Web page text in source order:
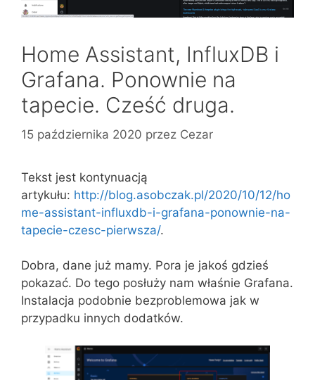
Home Assistant, InfluxDB i
Grafana. Ponownie na
tapecie. Cześć druga.
15 października 2020 przez Cezar
Tekst jest kontynuacją
artykułu: http://blog.asobczak.pl/2020/10/12/ho
me-assistant-influxdb-i-grafana-ponownie-na-
tapecie-czesc-pierwsza/.
Dobra, dane już mamy. Pora je jakoś gdzieś
pokazać. Do tego posłuży nam właśnie Grafana.
Instalacja podobnie bezproblemowa jak w
przypadku innych dodatków.